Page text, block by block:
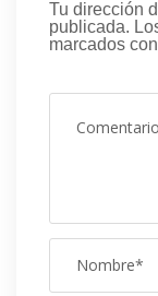
Tu dirección
publicada.
marcados con